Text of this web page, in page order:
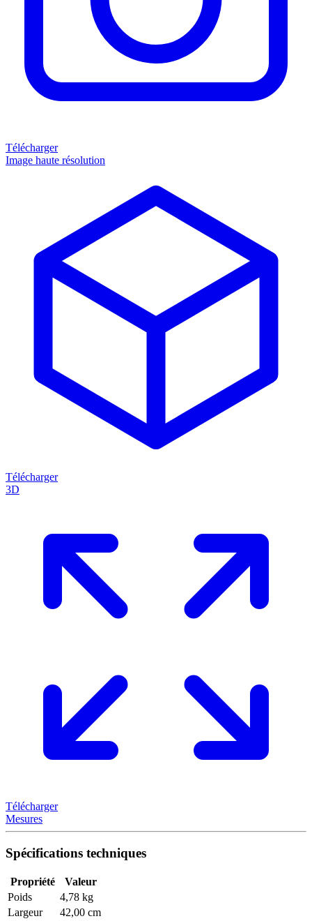
Télécharger
Image haute résolution
Télécharger
3D
Télécharger
Mesures
Spécifications techniques
Propriété
Valeur
Poids
4,78 kg
Largeur
42,00 cm